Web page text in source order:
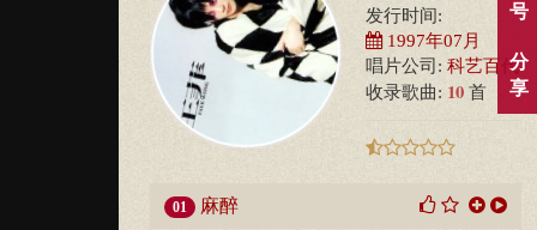
发行时间:
1997年07月
唱片公司: 科艺百代
收录歌曲: 10 首
01 麻醉
号
分
享